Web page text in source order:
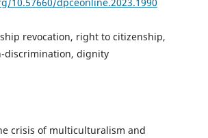
revocation, right to citizenship,
discrimination, dignity
crisis of multiculturalism and